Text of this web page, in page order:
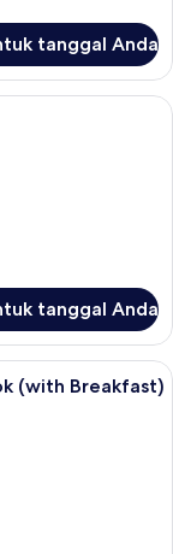
tanggal Anda
Wi-Fi gratis, dan
tanggal Anda
Wi-Fi gratis, dan
(with Breakfast)